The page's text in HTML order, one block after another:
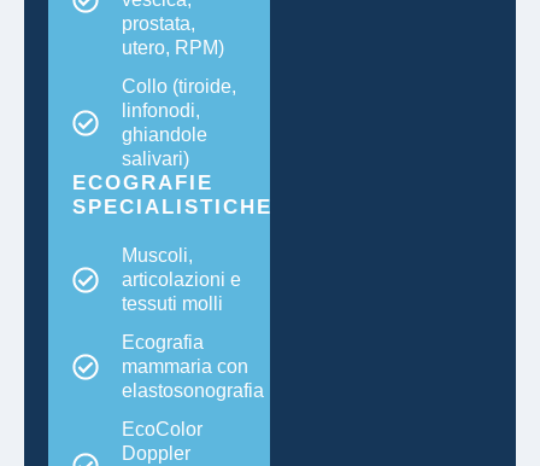
prostata,
utero, RPM)
Collo (tiroide,
linfonodi,
ghiandole
salivari)
ECOGRAFIE
SPECIALISTICHE
Muscoli,
articolazioni e
tessuti molli
Ecografia
mammaria con
elastosonografia
EcoColor
Doppler